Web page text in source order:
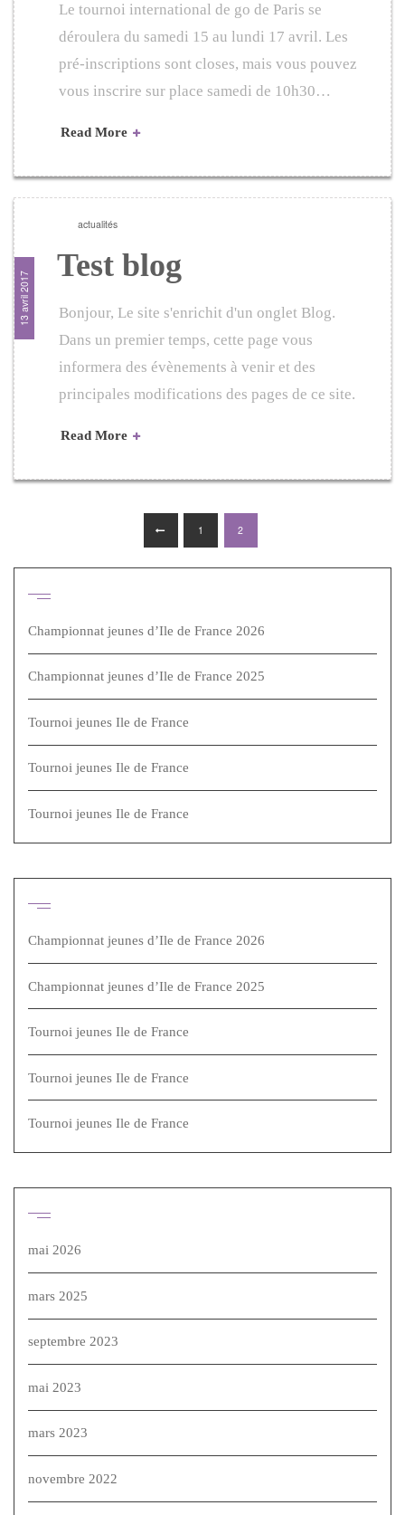
Le tournoi international de go de Paris se
déroulera du samedi 15 au lundi 17 avril. Les
pré-inscriptions sont closes, mais vous pouvez
vous inscrire sur place samedi de 10h30…
Read More
13 avril 2017
actualités
Test blog
Bonjour, Le site s'enrichit d'un onglet Blog.
Dans un premier temps, cette page vous
informera des évènements à venir et des
principales modifications des pages de ce site.
Read More
Posts
pagination
1 2
Championnat jeunes d’Ile de France 2026
Championnat jeunes d’Ile de France 2025
Tournoi jeunes Ile de France
Tournoi jeunes Ile de France
Tournoi jeunes Ile de France
Championnat jeunes d’Ile de France 2026
Championnat jeunes d’Ile de France 2025
Tournoi jeunes Ile de France
Tournoi jeunes Ile de France
Tournoi jeunes Ile de France
mai 2026
mars 2025
septembre 2023
mai 2023
mars 2023
novembre 2022